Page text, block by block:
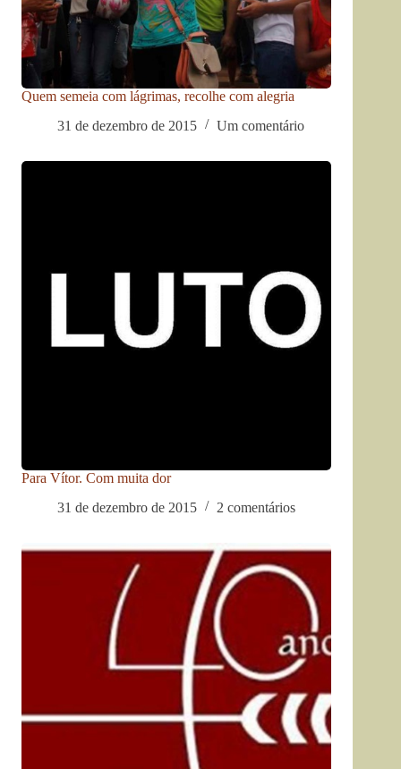
Quem semeia com lágrimas, recolhe com alegria
31 de dezembro de 2015
Um comentário
Para Vítor. Com muita dor
31 de dezembro de 2015
2 comentários